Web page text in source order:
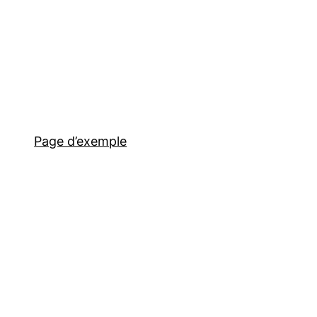
Page d’exemple